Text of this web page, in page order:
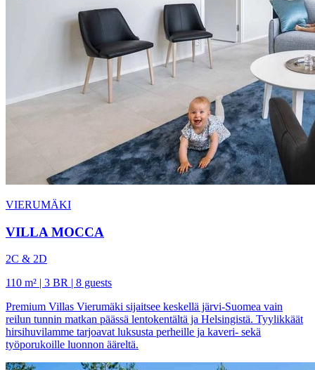
VIERUMÄKI
VILLA MOCCA
2C & 2D
110 m² | 3 BR | 8 guests
Premium Villas Vierumäki sijaitsee keskellä järvi-Suomea vain
reilun tunnin matkan päässä lentokentältä ja Helsingistä. Tyylikkäät
hirsihuvilamme tarjoavat luksusta perheille ja kaveri- sekä
työporukoille luonnon ääreltä.